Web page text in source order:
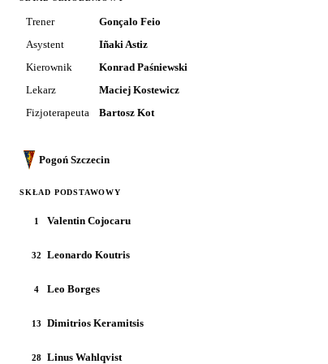
Trener
Gonçalo Feio
Asystent
Iñaki Astiz
Kierownik
Konrad Paśniewski
Lekarz
Maciej Kostewicz
Fizjoterapeuta
Bartosz Kot
Pogoń Szczecin
SKŁAD PODSTAWOWY
1 Valentin Cojocaru
32 Leonardo Koutris
4 Leo Borges
13 Dimitrios Keramitsis
28 Linus Wahlqvist